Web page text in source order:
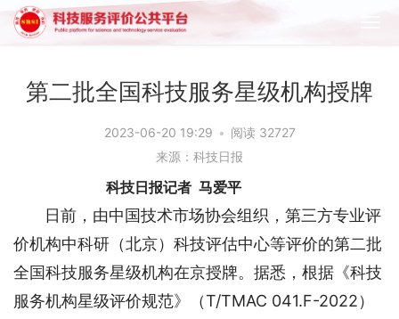
第二批全国科技服务星级机构授牌
2023-06-20 19:29 • 阅读 32727
来源：科技日报
科技日报记者  马爱平
日前，由中国技术市场协会组织，第三方专业评
价机构中科研（北京）科技评估中心等评价的第二批
全国科技服务星级机构在京授牌。据悉，根据《科技
服务机构星级评价规范》（T/TMAC 041.F-2022）